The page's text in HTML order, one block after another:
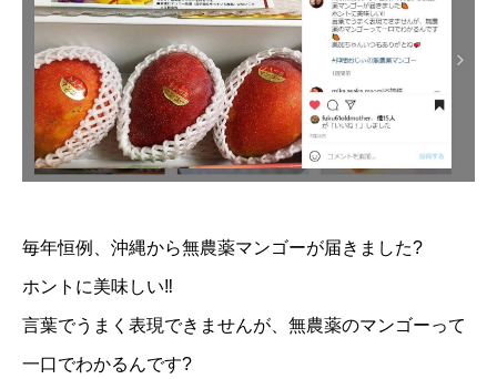
毎年恒例、沖縄から無農薬マンゴーが届きました?
ホントに美味しい‼️
言葉でうまく表現できませんが、無農薬のマンゴーって
一口でわかるんです?